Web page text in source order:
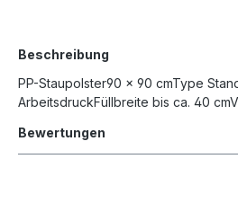
Beschreibung
PP-Staupolster90 x 90 cmType
ArbeitsdruckFüllbreite bis ca. 40
Bewertungen